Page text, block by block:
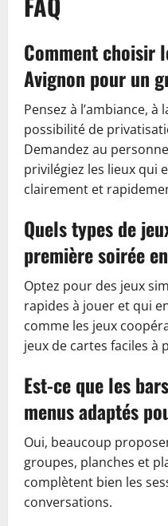
Comment choisir
Avignon pour un
Pensez à l’ambiance, à
possibilité de
Demandez au
privilégiez les lieux qui
clairement et
Quels types de
première soirée
Optez pour des jeux
rapides à jouer et qui
comme les jeux
jeux de cartes faciles à
Est-ce que les
menus adaptés
Oui, beaucoup
groupes, planches et
complètent bien les
conversations.